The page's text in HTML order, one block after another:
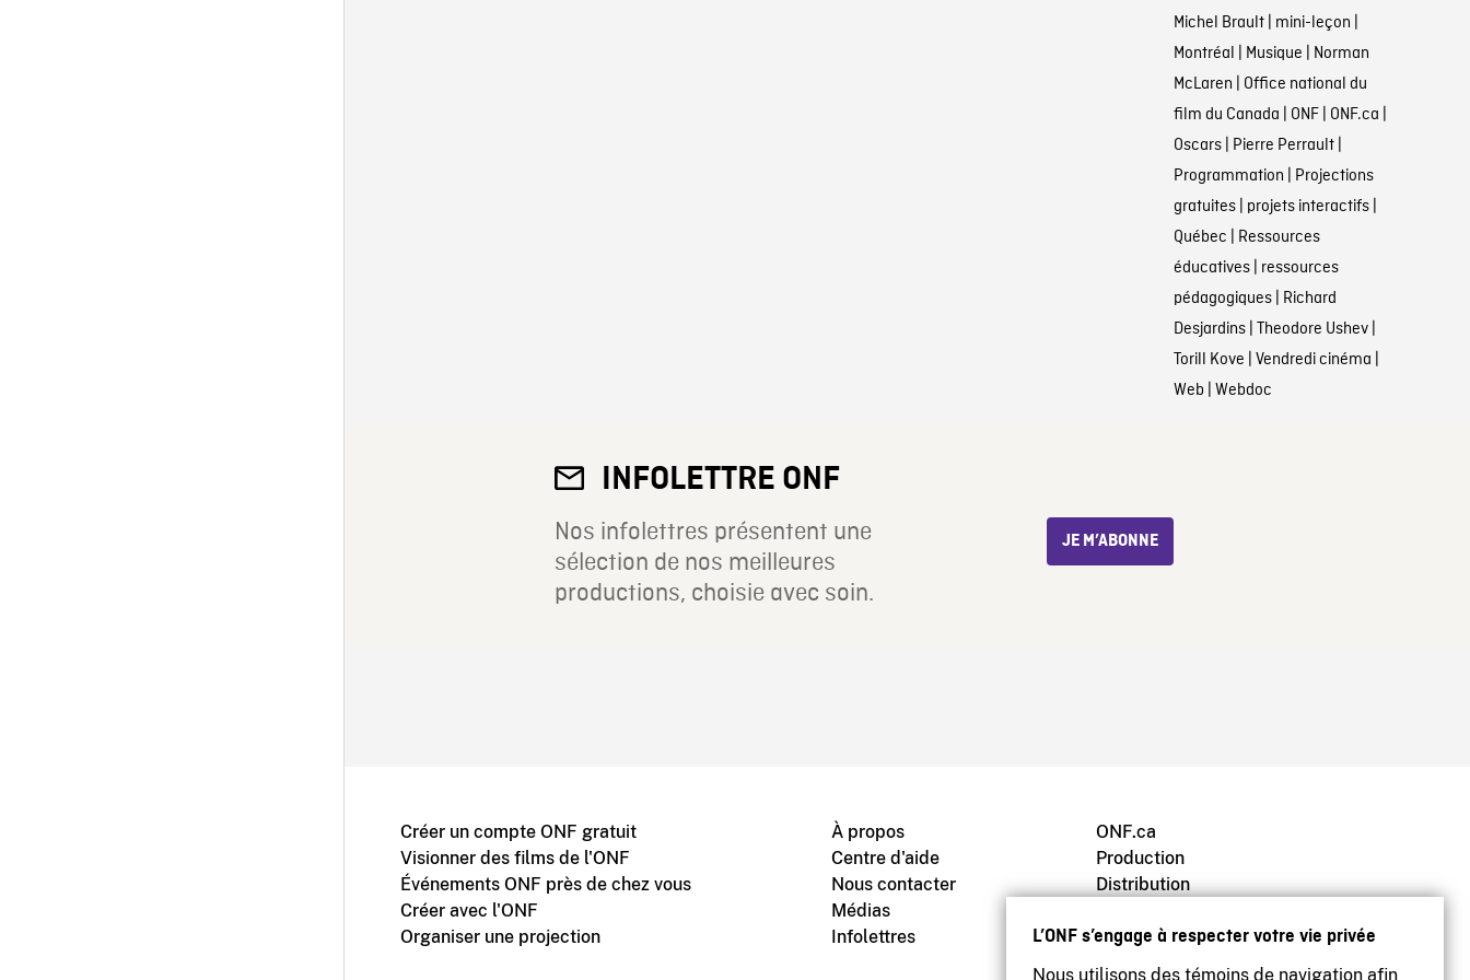
L’ONF s’engage à respecter votre vie privée
Nous utilisons des témoins de navigation afin
Michel Brault| mini-leçon |
Montréal | Musique | Norman
McLaren | Office national du
film du Canada | ONF| ONF.ca |
Oscars| Pierre Perrault|
Programmation | Projections
gratuites| projets interactifs|
Québec | Ressources
éducatives| ressources
pédagogiques| Richard
Desjardins| Theodore Ushev|
Torill Kove | Vendredi cinéma |
Web | Webdoc
INFOLETTRE ONF
Nos infolettres présentent une
sélection de nos meilleures
productions, choisie avec soin.
JE M’ABONNE
Créer un compte ONF gratuit
Visionner des films de l'ONF
Événements ONF près de chez vous
Créer avec l'ONF
Organiser une projection
À propos
Centre d'aide
Nous contacter
Médias
Infolettres
ONF.ca
Production
Distribution
Archives